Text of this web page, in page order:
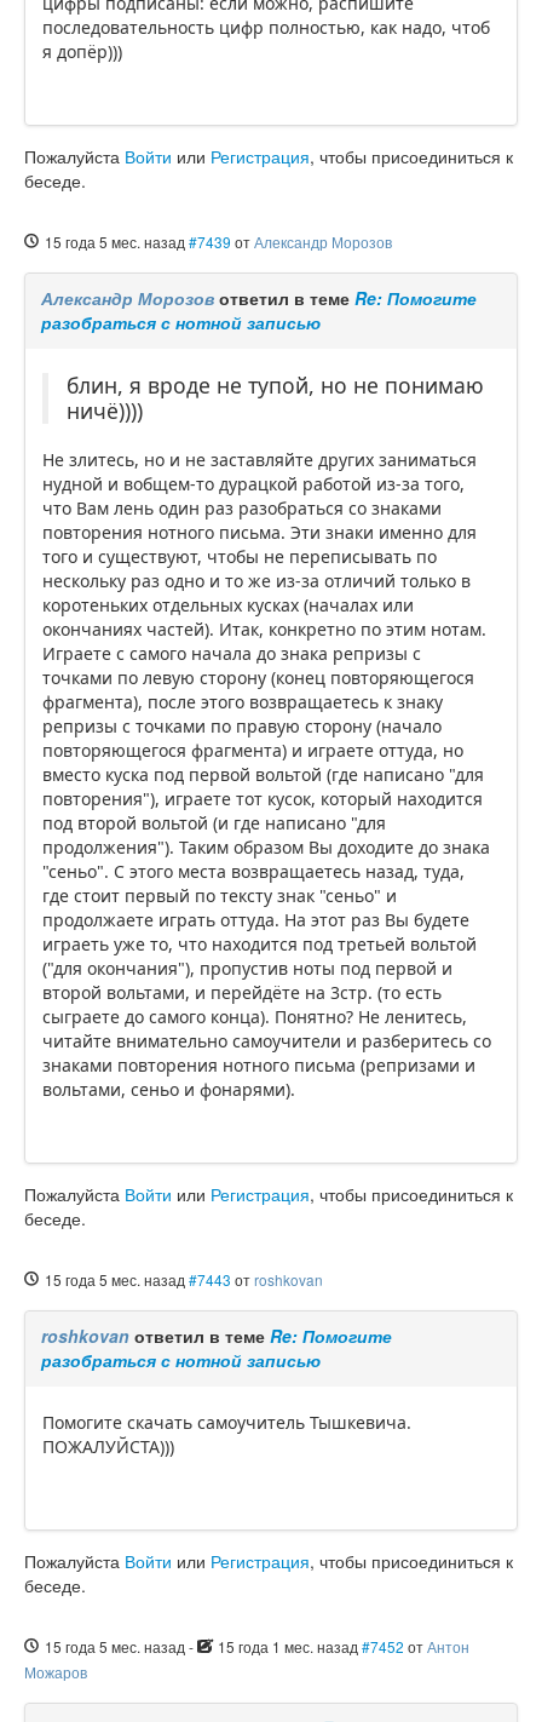
последовательность цифр полностью, как надо, чтоб
я допёр)))
Пожалуйста Войти или Регистрация, чтобы присоединиться к
беседе.
15 года 5 мес. назад #7439 отАлександр Морозов
Александр Морозов ответил в теме Re: Помогите
разобраться с нотной записью
блин, я вроде не тупой, но не понимаю
ничё))))
Не злитесь, но и не заставляйте других заниматься
нудной и вобщем-то дурацкой работой из-за того,
что Вам лень один раз разобраться со знаками
повторения нотного письма. Эти знаки именно для
того и существуют, чтобы не переписывать по
нескольку раз одно и то же из-за отличий только в
коротеньких отдельных кусках (началах или
окончаниях частей). Итак, конкретно по этим нотам.
Играете с самого начала до знака репризы с
точками по левую сторону (конец повторяющегося
фрагмента), после этого возвращаетесь к знаку
репризы с точками по правую сторону (начало
повторяющегося фрагмента) и играете оттуда, но
вместо куска под первой вольтой (где написано "для
повторения"), играете тот кусок, который находится
под второй вольтой (и где написано "для
продолжения"). Таким образом Вы доходите до знака
"сеньо". С этого места возвращаетесь назад, туда,
где стоит первый по тексту знак "сеньо" и
продолжаете играть оттуда. На этот раз Вы будете
играеть уже то, что находится под третьей вольтой
("для окончания"), пропустив ноты под первой и
второй вольтами, и перейдёте на 3стр. (то есть
сыграете до самого конца). Понятно? Не ленитесь,
читайте внимательно самоучители и разберитесь со
знаками повторения нотного письма (репризами и
вольтами, сеньо и фонарями).
Пожалуйста Войти или Регистрация, чтобы присоединиться к
беседе.
15 года 5 мес. назад #7443 отroshkovan
roshkovan ответил в теме Re: Помогите
разобраться с нотной записью
Помогите скачать самоучитель Тышкевича.
ПОЖАЛУЙСТА)))
Пожалуйста Войти или Регистрация, чтобы присоединиться к
беседе.
15 года 5 мес. назад - 15 года 1 мес. назад #7452 отАнтон
Можаров